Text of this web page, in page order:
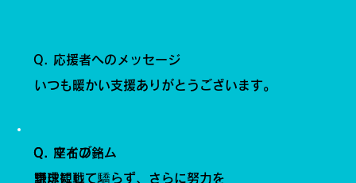
謙虚にして驕らず、さらに努力を
Q. 座右の銘
野球観戦
Q. マイブーム
Q. 応援者へのメッセージ
いつも暖かい支援ありがとうございます。